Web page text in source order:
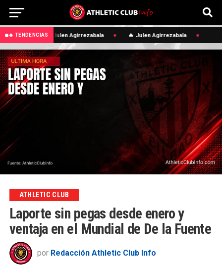
🔥 TENDENCIAS🔥 Julen Agirrezabala 🔥 Julen Agirrezabala
ATHLETIC CLUB
Laporte sin pegas desde enero y
ventaja en el Mundial de De la Fuente
por Redacción Athletic Club Info